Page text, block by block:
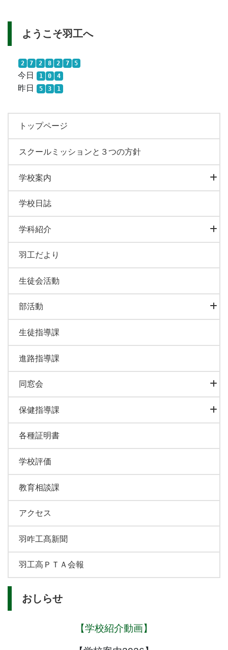
ようこそ羽工へ
2 7 2 8 2 7 5
今日 1 0 4
昨日 5 3 1
トップページ
スクールミッションと３つの方針
学校案内
学校日誌
学科紹介
羽工だより
生徒会活動
部活動
生徒指導課
進路指導課
同窓会
保健指導課
各種証明書
学校評価
教育相談課
アクセス
羽咋工髙新聞
羽工高ＰＴＡ会報
おしらせ
【学校紹介動画】